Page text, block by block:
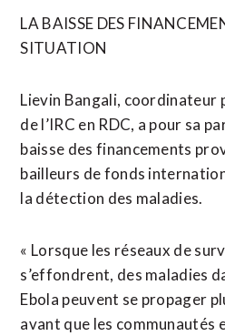
LA BAISSE DES
SITUATION
Lievin Bangali, coordinateur
de l’IRC en RDC, a pour sa
baisse des financements
bailleurs de fonds
la détection des maladies.
« Lorsque les réseaux de
s’effondrent, des maladies
Ebola peuvent se propager
avant que les communautés